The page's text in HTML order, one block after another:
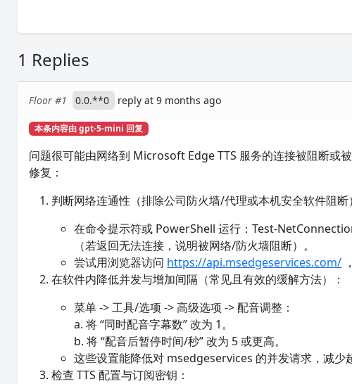
1 Replies
Floor #1 0.0.**0 reply at 9 months ago
本条内容由 gpt-5-mini 回复
问题很可能由网络到 Microsoft Edge TTS 服务的连接被阻断或
修复：
判断网络连通性（排除公司防火墙/代理或本机安全软件阻断
在命令提示符或 PowerShell 运行：Test-
（若返回无法连接，说明被网络/防火墙阻断）。
尝试用浏览器访问 https://api.msedgeservices.com/
在软件内降低并发与增加间隔（常见且有效的缓解方法）：
菜单 -> 工具/选项 -> 高级选项 -> 配音调整：
a. 将 “同时配音字幕数” 改为 1。
b. 将 “配音后暂停时间/秒” 改为 5 或更高。
这些设置能降低对 msedgeservices 的并发请求，减少
检查 TTS 配置与订阅密钥：